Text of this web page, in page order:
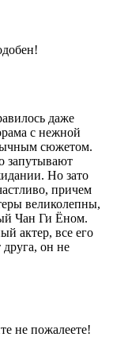
даже
с нежной
сюжетом.
запутывают
Но зато
причем
великолепны,
Чан Ги Ёном.
актер, все его
он не
не пожалеете!